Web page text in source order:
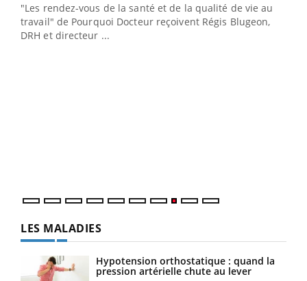
"Les rendez-vous de la santé et de la qualité de vie au
travail" de Pourquoi Docteur reçoivent Régis Blugeon,
DRH et directeur ...
LES MALADIES
Hypotension orthostatique : quand la
pression artérielle chute au lever